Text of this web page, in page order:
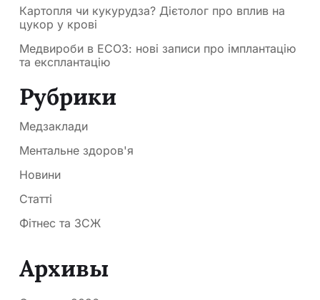
Картопля чи кукурудза? Дієтолог про вплив на
цукор у крові
Медвироби в ЕСОЗ: нові записи про імплантацію
та експлантацію
Рубрики
Медзаклади
Ментальне здоров'я
Новини
Статті
Фітнес та ЗСЖ
Архивы